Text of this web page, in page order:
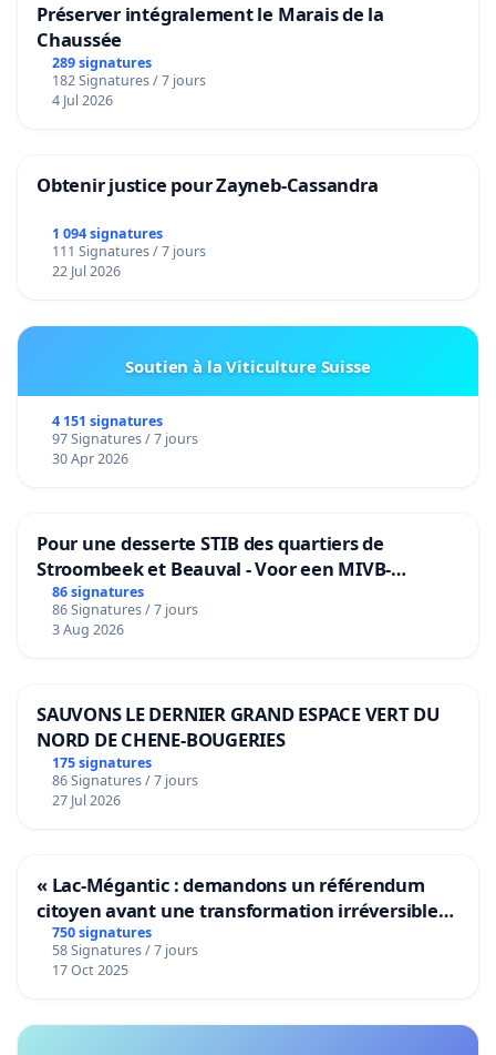
Préserver intégralement le Marais de la
Chaussée
289 signatures
182 Signatures / 7 jours
4 Jul 2026
Obtenir justice pour Zayneb-Cassandra
1 094 signatures
111 Signatures / 7 jours
22 Jul 2026
Soutien à la Viticulture Suisse
4 151 signatures
97 Signatures / 7 jours
30 Apr 2026
Pour une desserte STIB des quartiers de
Stroombeek et Beauval - Voor een MIVB-
bediening van de wijken Strombeek en Het
Voor
86 signatures
86 Signatures / 7 jours
3 Aug 2026
SAUVONS LE DERNIER GRAND ESPACE VERT DU
NORD DE CHENE-BOUGERIES
175 signatures
86 Signatures / 7 jours
27 Jul 2026
« Lac-Mégantic : demandons un référendum
citoyen avant une transformation irréversible
de notre territoire »
750 signatures
58 Signatures / 7 jours
17 Oct 2025